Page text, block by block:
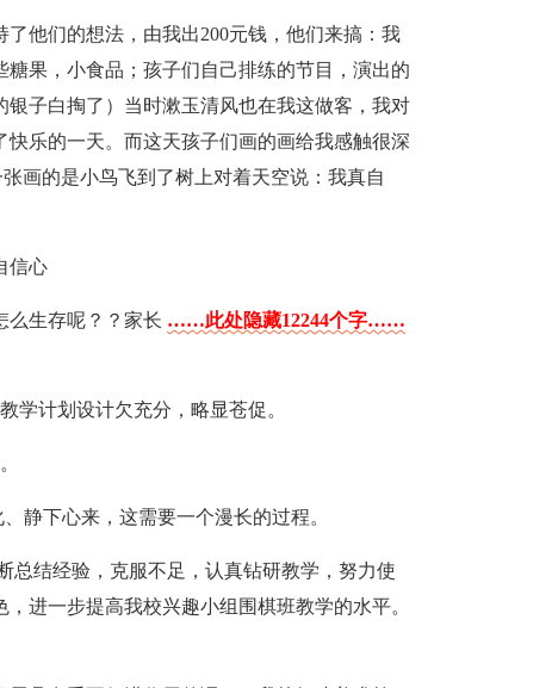
他们的想法，由我出200元钱，他们来搞：我
果，小食品；孩子们自己排练的节目，演出的
子白掏了）当时漱玉清风也在我这做客，我对
乐的一天。而这天孩子们画的画给我感触很深
画的是小鸟飞到了树上对着天空说：我真自
信心
么生存呢？？家长 ……此处隐藏12244个字……
学计划设计欠充分，略显苍促。
静下心来，这需要一个漫长的过程。
总结经验，克服不足，认真钻研教学，努力使
进一步提高我校兴趣小组围棋班教学的水平。